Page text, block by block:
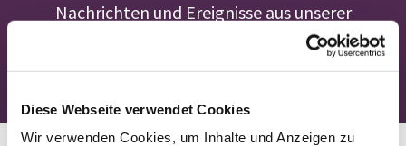
Diese Webseite verwendet Cookies
Wir verwenden Cookies, um Inhalte und Anzeigen zu
Nachrichten und Ereignisse aus unserer